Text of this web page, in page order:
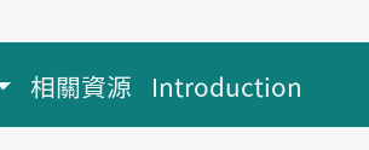
相關資源 Introduction